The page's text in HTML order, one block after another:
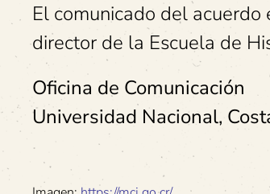
El comunicado del
director de la Escuela de
Oficina de Comunicación
Universidad Nacional,